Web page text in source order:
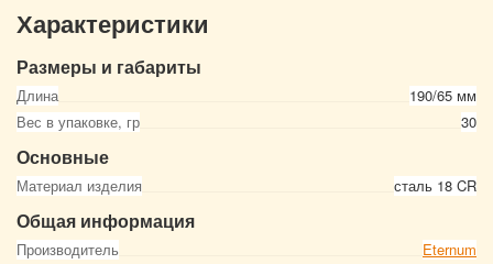
Характеристики
Размеры и габариты
Длина
190/65 мм
Вес в упаковке, гр
30
Основные
Материал изделия сталь 18 CR
Общая информация
Производитель
Eternum